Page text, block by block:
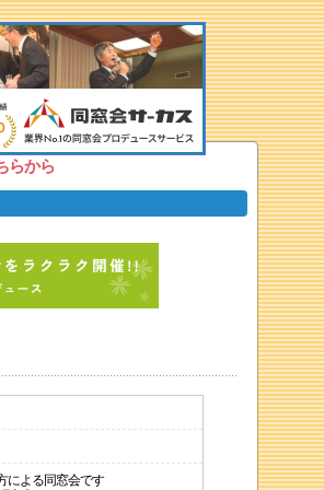
らから
による同窓会です